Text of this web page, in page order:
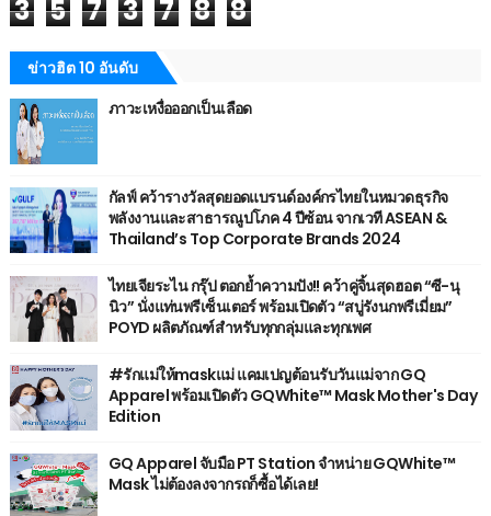
3 5 7 3 7 8 8
ข่าวฮิต 10 อันดับ
ภาวะเหงื่อออกเป็นเลือด
กัลฟ์ คว้ารางวัลสุดยอดแบรนด์องค์กรไทยในหมวดธุรกิจ
พลังงานและสาธารณูปโภค 4 ปีซ้อน จากเวที ASEAN &
Thailand’s Top Corporate Brands 2024
ไทยเจียระไน กรุ๊ป ตอกย้ำความปัง!! คว้าคู่จิ้นสุดฮอต “ซี-นุ
นิว” นั่งแท่นพรีเซ็นเตอร์ พร้อมเปิดตัว “สบู่รังนกพรีเมี่ยม”
POYD ผลิตภัณฑ์สำหรับทุกกลุ่มและทุกเพศ
#รักแม่ให้maskแม่ แคมเปญต้อนรับวันแม่จาก GQ
Apparel พร้อมเปิดตัว GQWhite™ Mask Mother's Day
Edition
GQ Apparel จับมือ PT Station จำหน่าย GQWhite™
Mask ไม่ต้องลงจากรถก็ซื้อได้เลย!